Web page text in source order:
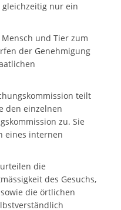
nur ein
und Tier zum
der Genehmigung
teilt
den einzelnen
zu. Sie
eines internen
die
des Gesuchs,
die örtlichen